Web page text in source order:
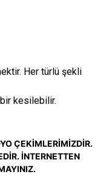
Her türlü şekli
kesilebilir.
ÇEKİMLERİMİZDİR.
İNTERNETTEN